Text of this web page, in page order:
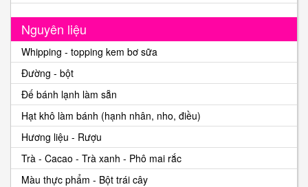
Nguyên liệu
Whipping - topping kem bơ sữa
Đường - bột
Đế bánh lạnh làm sẵn
Hạt khô làm bánh (hạnh nhân, nho, điều)
Hương liệu - Rượu
Trà - Cacao - Trà xanh - Phô mai rắc
Màu thực phẩm - Bột trái cây